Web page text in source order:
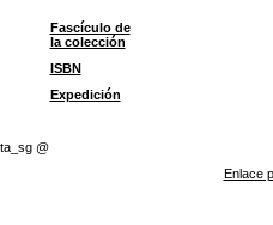
Fascículo de
la colección
ISBN
Expedición
@
Enlace